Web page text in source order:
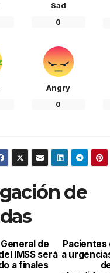
Sad
0
Angry
0
de
Pacientes
a
de
IMSS será
a finales